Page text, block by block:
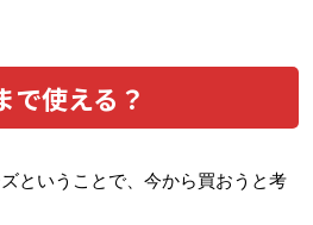
使える？
ということで、今から買おうと考